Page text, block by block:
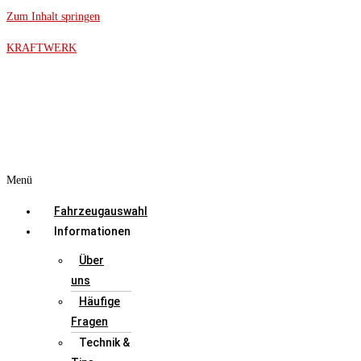
Zum Inhalt springen
KRAFTWERK
Menü
Fahrzeugauswahl
Informationen
Über
uns
Häufige
Fragen
Technik &